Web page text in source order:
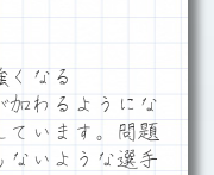
くなる
加わるようにな
ています。問題
ないような選手